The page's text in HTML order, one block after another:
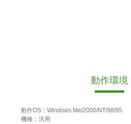
動作環境
動作OS：Windows Me/2000/NT/98/95
機種：汎用